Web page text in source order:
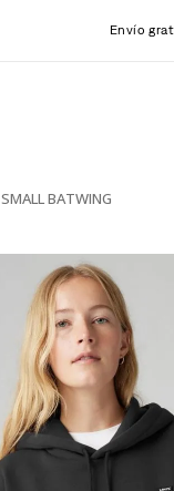
Envío
BATWING